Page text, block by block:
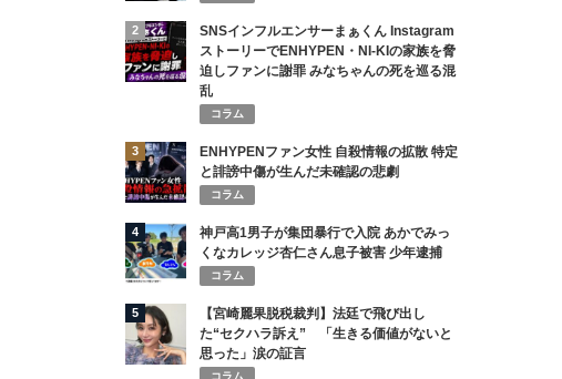
2
SNSインフルエンサーまぁくん Instagram
ストーリーでENHYPEN・NI-KIの家族を脅
迫しファンに謝罪 みなちゃんの死を巡る混
乱
コラム
3
ENHYPENファン女性 自殺情報の拡散 特定
と誹謗中傷が生んだ未確認の悲劇
コラム
4
神戸高1男子が集団暴行で入院 あかでみっ
くなカレッジ杏仁さん息子被害 少年逮捕
コラム
5
【宮崎麗果脱税裁判】法廷で飛び出し
た“セクハラ訴え” 「生きる価値がないと
思った」涙の証言
コラム